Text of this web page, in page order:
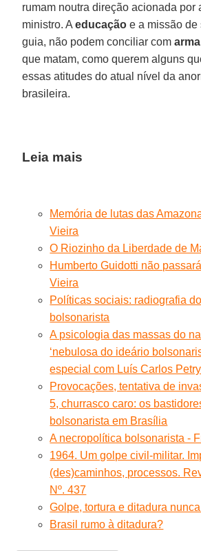
rumam noutra direção acionada por
ministro. Aeducação e a missão de
guia, não podem conciliar com
que matam, como querem alguns
essas atitudes do atual nível da
brasileira.
Leia mais
Memória de lutas das
Vieira
O Riozinho da Liberdade de
Humberto Guidotti não
Vieira
Políticas sociais: radiografia
bolsonarista
A psicologia das massas do
‘nebulosa do ideário
especial com Luís Carlos Petry
Provocações, tentativa de
5, churrasco caro: os
bolsonarista em Brasília
A necropolítica bolsonarista -
1964. Um golpe civil-militar.
(des)caminhos, processos.
Nº. 437
Golpe, tortura e ditadura
Brasil rumo à ditadura?